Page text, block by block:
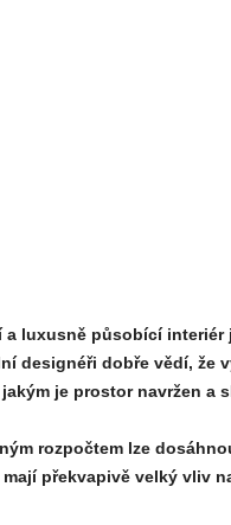
luxusně působící
designéři dobře vědí, že
je prostor navržen a
rozpočtem lze
překvapivě velký vliv